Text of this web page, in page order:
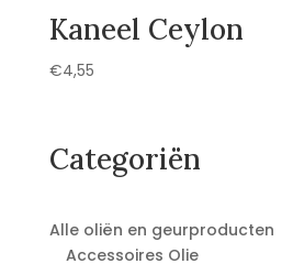
Kaneel Ceylon
€4,55
Categoriën
Alle oliën en geurproducten
Accessoires Olie